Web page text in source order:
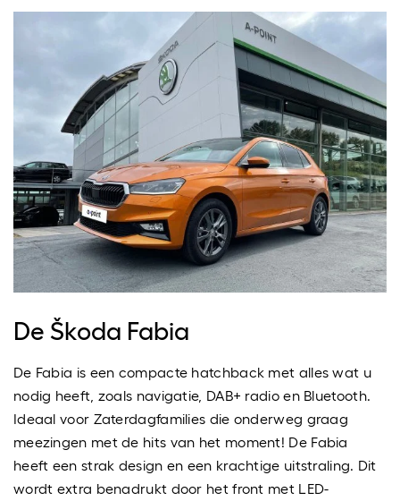
De Škoda Fabia
De Fabia is een compacte hatchback met alles wat u
nodig heeft, zoals navigatie, DAB+ radio en Bluetooth.
Ideaal voor Zaterdagfamilies die onderweg graag
meezingen met de hits van het moment! De Fabia
heeft een strak design en een krachtige uitstraling. Dit
wordt extra benadrukt door het front met LED-